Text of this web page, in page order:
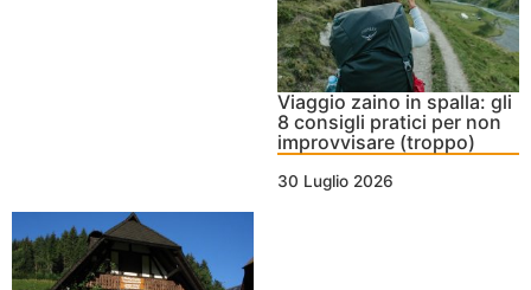
Viaggio zaino in spalla: gli
8 consigli pratici per non
improvvisare (troppo)
30 Luglio 2026